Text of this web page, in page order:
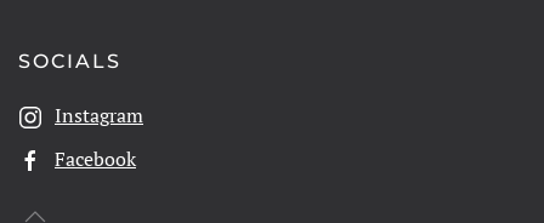
SOCIALS
Instagram
Facebook